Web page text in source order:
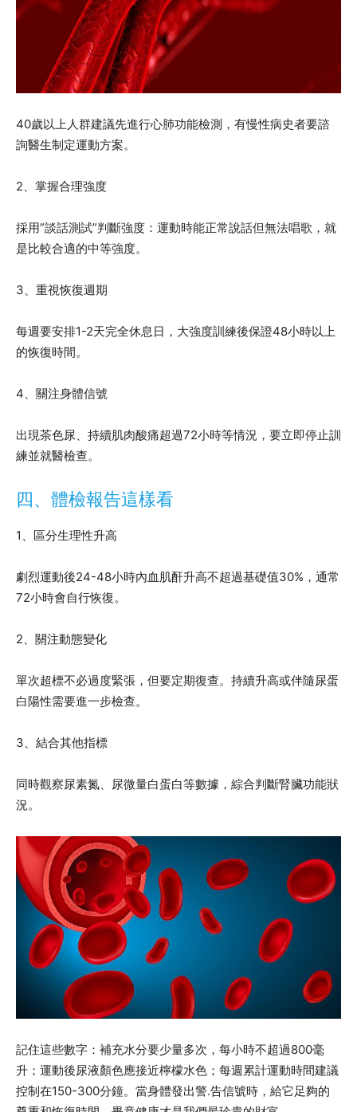
40歲以上人群建議先進行心肺功能檢測，有慢性病史者要諮
詢醫生制定運動方案。
2、掌握合理強度
採用”談話測試”判斷強度：運動時能正常說話但無法唱歌，就
是比較合適的中等強度。
3、重視恢復週期
每週要安排1-2天完全休息日，大強度訓練後保證48小時以上
的恢復時間。
4、關注身體信號
出現茶色尿、持續肌肉酸痛超過72小時等情況，要立即停止訓
練並就醫檢查。
四、體檢報告這樣看
1、區分生理性升高
劇烈運動後24-48小時內血肌酐升高不超過基礎值30%，通常
72小時會自行恢復。
2、關注動態變化
單次超標不必過度緊張，但要定期復查。持續升高或伴隨尿蛋
白陽性需要進一步檢查。
3、結合其他指標
同時觀察尿素氮、尿微量白蛋白等數據，綜合判斷腎臟功能狀
況。
記住這些數字：補充水分要少量多次，每小時不超過800毫
升；運動後尿液顏色應接近檸檬水色；每週累計運動時間建議
控制在150-300分鐘。當身體發出警.告信號時，給它足夠的